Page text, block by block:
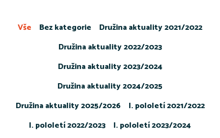
Bez kategorie
Družina aktuality 2021/2022
Družina aktuality 2022/2023
Družina aktuality 2023/2024
Družina aktuality 2024/2025
Družina aktuality 2025/2026
I. pololetí 2021/2022
I. pololetí 2022/2023
I. pololetí 2023/2024
Vše